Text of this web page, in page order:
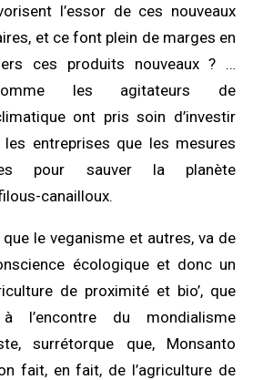
l’essor de ces nouveaux
et ce font plein de marges en
ces produits nouveaux ? …
les agitateurs de
ont pris soin d’investir
les entreprises que les mesures
pour sauver la planète
canailloux.
le veganisme et autres, va de
écologique et donc un
de proximité et bio’, que
du mondialisme
surrétorque que, Monsanto
fait, en fait, de l’agriculture de